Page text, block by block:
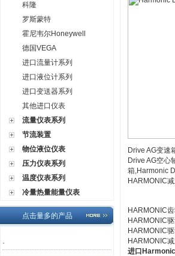
科隆
罗斯蒙特
霍尼韦尔Honeywell
德国VEGA
进口流量计系列
进口液位计系列
进口变送器系列
其他进口仪表
流量仪表系列
节流装置
物位液位仪表
压力仪表系列
温度仪表系列
冷量热量能量仪表
点击量多的产品
·
Drive AG变速
Drive AG空心
箱,Harmonic
HARMONIC
HARMONIC
HARMONIC
HARMONIC
HARMONIC
进口